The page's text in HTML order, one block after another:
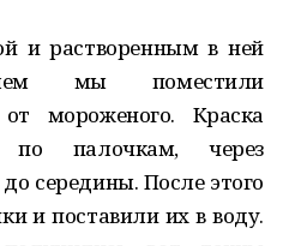
и растворенным в ней
мы поместили
мороженого. Краска
по палочкам, через
середины. После этого
и поставили их в воду.